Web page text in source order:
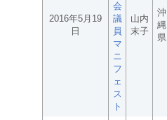
2016年5月19
日
会
議
員
マ
ニ
フ
ェ
ス
ト
山内
末子
沖
縄
県